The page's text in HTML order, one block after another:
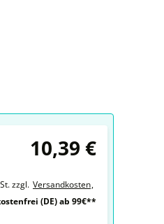
10,39 €
zzgl. Versandkosten,
(DE) ab 99€**